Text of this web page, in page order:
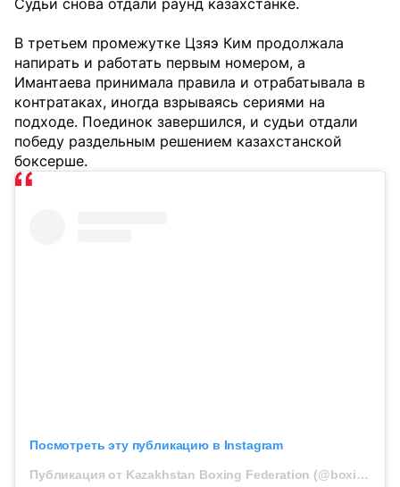
Судьи снова отдали раунд казахстанке.
В третьем промежутке Цзяэ Ким продолжала
напирать и работать первым номером, а
Имантаева принимала правила и отрабатывала в
контратаках, иногда взрываясь сериями на
подходе. Поединок завершился, и судьи отдали
победу раздельным решением казахстанской
боксерше.
Посмотреть эту публикацию в Instagram
Публикация от Kazakhstan Boxing Federation (@boxingkazakhstan)